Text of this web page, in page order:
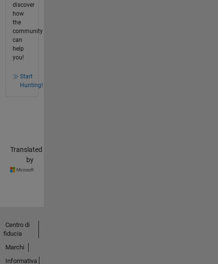
discover
how
the
community
can
help
you!
Start
Hunting!
Translated
by
Centro di
fiducia
Marchi
Informativa